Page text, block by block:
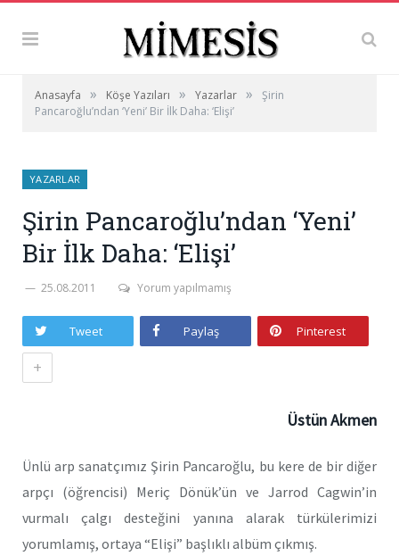
Anasayfa » Köşe Yazıları » Yazarlar »
Şirin
Pancaroğlu’ndan ‘Yeni’ Bir İlk Daha: ‘Elişi’
YAZARLAR
Şirin Pancaroğlu’ndan ‘Yeni’
Bir İlk Daha: ‘Elişi’
25.08.2011 Yorum yapılmamış
Tweet Paylaş Pinterest
+
Üstün Akmen
Ünlü arp sanatçımız Şirin Pancaroğlu, bu kere de bir diğer
arpçı (öğrencisi) Meriç Dönük’ün ve Jarrod Cagwin’in
vurmalı çalgı desteğini yanına alarak türkülerimizi
yorumlamış, ortaya “Elişi” başlıklı albüm çıkmış.